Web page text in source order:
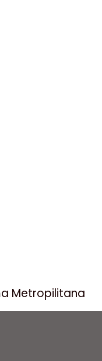
Metropilitana